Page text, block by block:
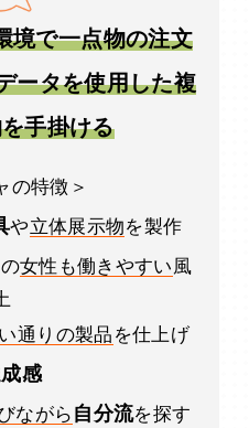
境で一点物の注文
ータを使用した複
手掛ける
の特徴＞
や立体展示物を製作
の女性も働きやすい 風
通りの製品 を仕上げ
感
ながら 自分流を探す